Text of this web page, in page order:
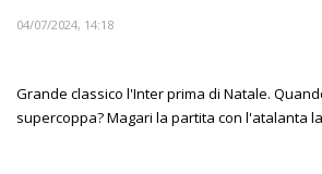
04/07/2024, 14:18
Grande classico l'Inter prima di Natale.
supercoppa? Magari la partita con l'atalanta